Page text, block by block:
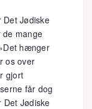
Det Jødiske
mange
hænger
os over
gjort
får dog
Jødiske